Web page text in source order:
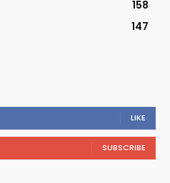
158
147
LIKE
SUBSCRIBE